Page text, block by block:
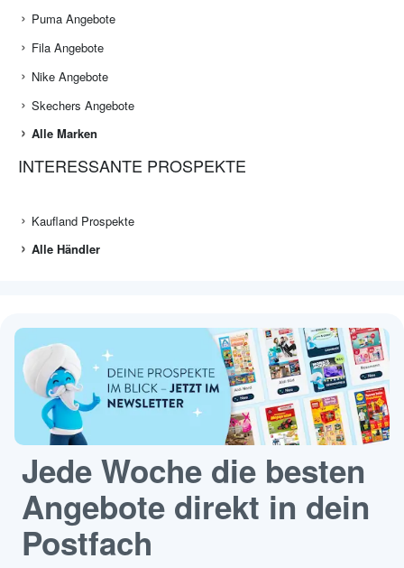
Puma Angebote
Fila Angebote
Nike Angebote
Skechers Angebote
Alle Marken
INTERESSANTE PROSPEKTE
Kaufland Prospekte
Alle Händler
Jede Woche die besten
Angebote direkt in dein
Postfach